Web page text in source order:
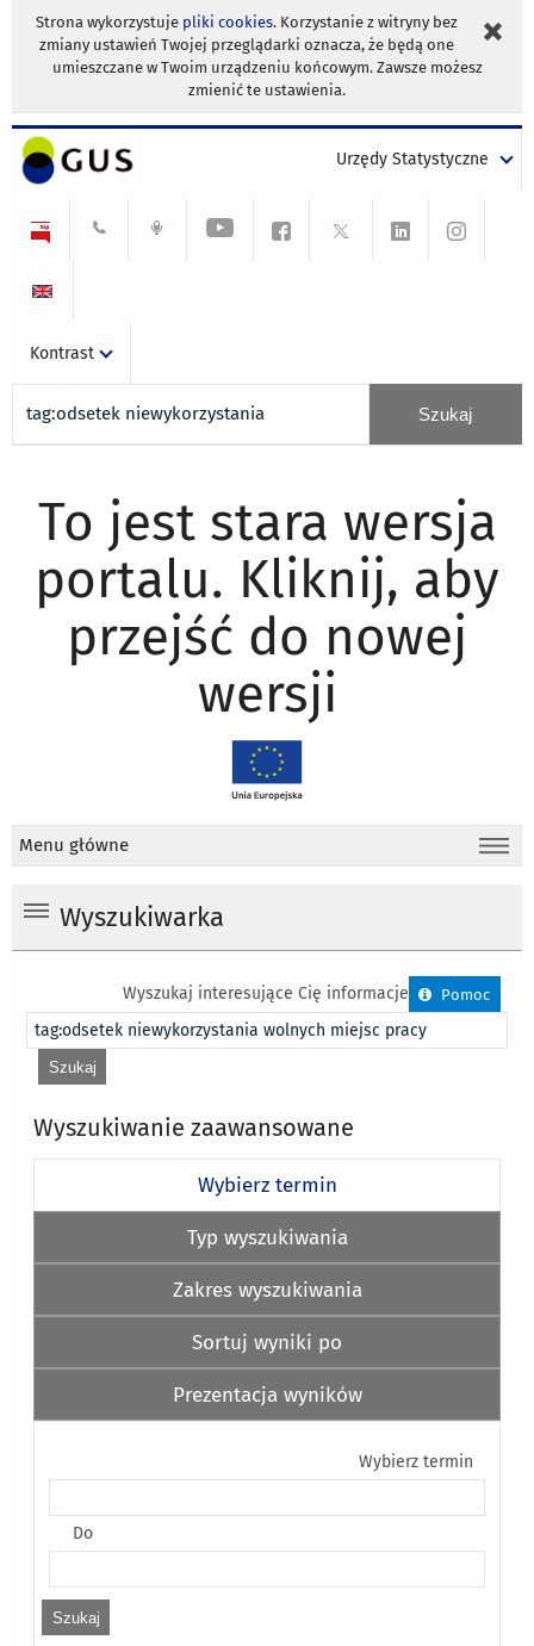
Strona wykorzystuje pliki cookies. Korzystanie z witryny bez
zmiany ustawień Twojej przeglądarki oznacza, że będą one
umieszczane w Twoim urządzeniu końcowym. Zawsze możesz
zmienić te ustawienia.
Urzędy Statystyczne
Kontrast
To jest stara wersja
portalu. Kliknij, aby
przejść do nowej
wersji
Menu główne
Wyszukiwarka
Pomoc
Wyszukaj interesujące Cię informacje
Wyszukiwanie zaawansowane
Wybierz termin
Typ wyszukiwania
Zakres wyszukiwania
Sortuj wyniki po
Prezentacja wyników
Wybierz termin
Do